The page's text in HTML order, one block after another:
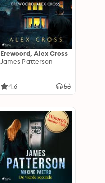
Erewoord, Alex Cross
James Patterson
4.6